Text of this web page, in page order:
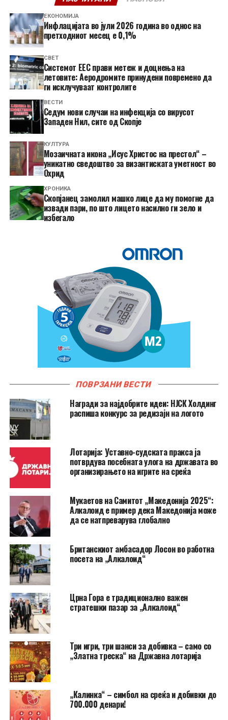
ЕКОНОМИЈА
Инфлацијата во јули 2026 година во однос на
претходниот месец е 0,1%
СВЕТ
Системот ЕЕС прави метеж и доцнења на
летовите: Аеродромите принудени повремено да
ги исклучуваат контролите
ВЕСТИ
Седум нови случаи на инфекција со вирусот
Западен Нил, сите од Скопје
КУЛТУРА
Мозаичната икона „Исус Христос на престол“ –
уникатно сведоштво за византиската уметност во
Охрид
ХРОНИКА
Скопјанец замолил машко лице да му помогне да
извади пари, по што лицето насилно ги зело и
избегало
ПОВРЗАНИ ВЕСТИ
Награди за најдобрите идеи: НЈСК Холдинг
распиша конкурс за редизајн на логото
Лотарија: Уставно-судската пракса ја
потврдува посебната улога на државата во
организирањето на игрите на среќа
Мукаетов на Самитот „Македонија 2025“:
Алкалоид е пример дека Македонија може
да се натпреварува глобално
Британскиот амбасадор Лосон во работна
посета на „Алкалоид“
Црна Гора e традиционално важен
стратешки пазар за „Алкалоид“
Три игри, три шанси за добивка – само со
„Златна треска“ на Државна лотарија
„Калинка“ – симбол на среќа и добивки до
700.000 денари!